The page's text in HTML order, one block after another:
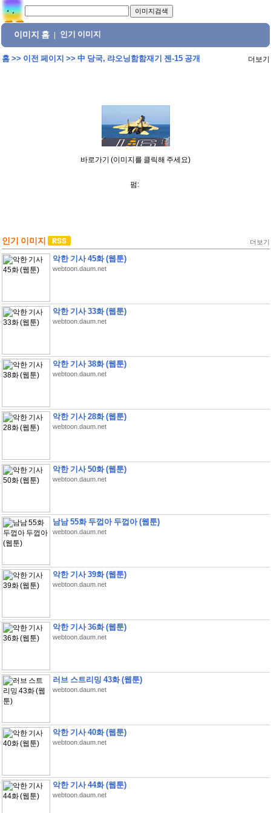
이미지 홈 인기 이미지
홈>> 이전 페이지 >> 中 당국, 랴오닝함함재기 젠-15 공개 더보기
바로가기 (이미지를 클릭해 주세요)
펌:
인기 이미지 더보기
악한 기사 45화 (웹툰)
webtoon.daum.net
악한 기사 33화 (웹툰)
webtoon.daum.net
악한 기사 38화 (웹툰)
webtoon.daum.net
악한 기사 28화 (웹툰)
webtoon.daum.net
악한 기사 50화 (웹툰)
webtoon.daum.net
남남 55화 두껍아 두껍아 (웹툰)
webtoon.daum.net
악한 기사 39화 (웹툰)
webtoon.daum.net
악한 기사 36화 (웹툰)
webtoon.daum.net
러브 스트리밍 43화 (웹툰)
webtoon.daum.net
악한 기사 40화 (웹툰)
webtoon.daum.net
악한 기사 44화 (웹툰)
webtoon.daum.net